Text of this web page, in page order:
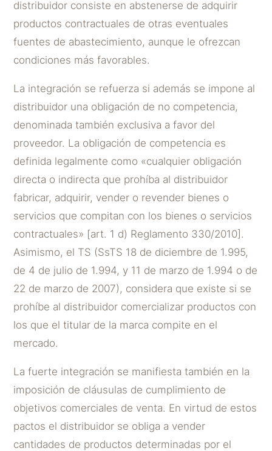
distribuidor consiste en abstenerse de adquirir
productos contractuales de otras eventuales
fuentes de abastecimiento, aunque le ofrezcan
condiciones más favorables.
La integración se refuerza si además se impone al
distribuidor una obligación de no competencia,
denominada también exclusiva a favor del
proveedor. La obligación de competencia es
definida legalmente como «cualquier obligación
directa o indirecta que prohíba al distribuidor
fabricar, adquirir, vender o revender bienes o
servicios que compitan con los bienes o servicios
contractuales» [art. 1 d) Reglamento 330/2010].
Asimismo, el TS (SsTS 18 de diciembre de 1.995,
de 4 de julio de 1.994, y 11 de marzo de 1.994 o de
22 de marzo de 2007), considera que existe si se
prohíbe al distribuidor comercializar productos con
los que el titular de la marca compite en el
mercado.
La fuerte integración se manifiesta también en la
imposición de cláusulas de cumplimiento de
objetivos comerciales de venta. En virtud de estos
pactos el distribuidor se obliga a vender
cantidades de productos determinadas por el